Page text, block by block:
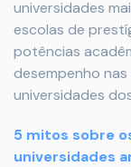
universidades
escolas de
potências
desempenho
universidades
5 mitos sobre
universidades